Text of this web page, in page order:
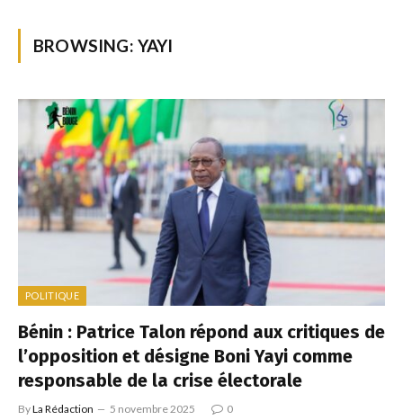
BROWSING: YAYI
POLITIQUE
Bénin : Patrice Talon répond aux critiques de
l’opposition et désigne Boni Yayi comme
responsable de la crise électorale
ByLa Rédaction 5 novembre 2025 0